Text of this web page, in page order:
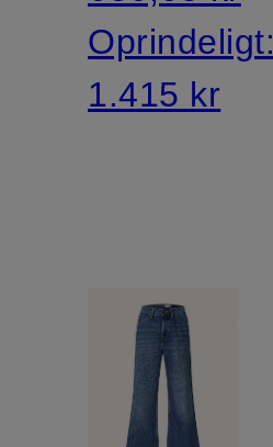
Oprindeligt:
1.415 kr